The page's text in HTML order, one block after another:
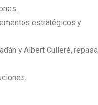
estratégicos y
y Albert Culleré, repasa